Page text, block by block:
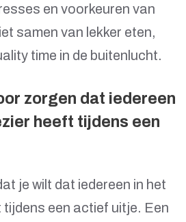
en voorkeuren van
samen van lekker eten,
time in de buitenlucht.
zorgen dat iedereen
heeft tijdens een
je wilt dat iedereen in het
een actief uitje. Een